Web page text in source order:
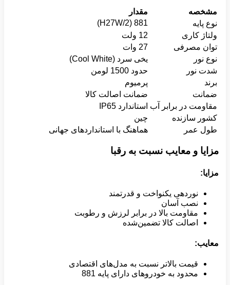
مشخصه
مقدار
نوع پایه
881 (H27W/2)
ولتاژ کاری
12 ولت
توان مصرفی
27 وات
نوع نور
یخی سرد (Cool White)
شدت نور
حدود 1500 لومن
برند
پرمیوم
ضمانت
ضمانت اصالت کالا
مقاومت در برابر آب استاندارد IP65
کشور سازنده
چین
طول عمر
هماهنگ با استانداردهای جهانی
مزایا و معایب نسبت به رقبا
مزایا:
نوردهی یکنواخت و قدرتمند
نصب آسان
مقاومت بالا در برابر لرزش و رطوبت
اصالت کالا تضمین‌شده
معایب:
قیمت بالاتر نسبت به مدل‌های اقتصادی
محدود به خودروهای دارای پایه 881